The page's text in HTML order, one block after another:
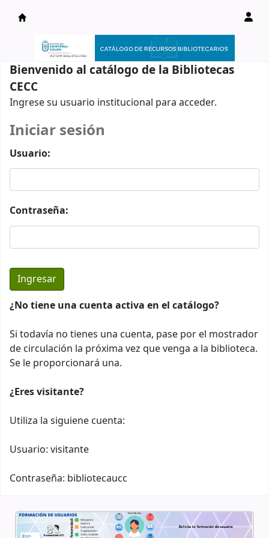
Catálogo en línea
Bienvenido al catálogo de la Bibliotecas
CECC
Ingrese su usuario institucional para acceder.
Iniciar sesión
Usuario:
Contraseña:
¿No tiene una cuenta activa en el catálogo?
Si todavía no tienes una cuenta, pase por el mostrador
de circulación la próxima vez que venga a la biblioteca.
Se le proporcionará una.
¿Eres visitante?
Utiliza la siguiene cuenta:
Usuario: visitante
Contraseña: bibliotecaucc